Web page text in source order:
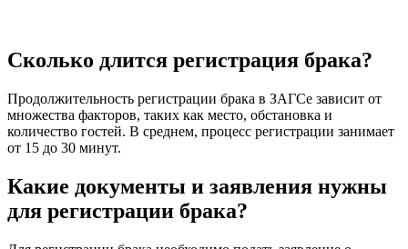
Сколько длится регистрация брака?
Продолжительность регистрации брака в ЗАГСе зависит от
множества факторов, таких как место, обстановка и
количество гостей. В среднем, процесс регистрации занимает
от 15 до 30 минут.
Какие документы и заявления нужны
для регистрации брака?